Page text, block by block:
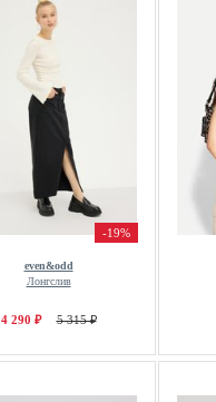
-19%
even&odd
Лонгслив
4 290 ₽ 5 315 ₽